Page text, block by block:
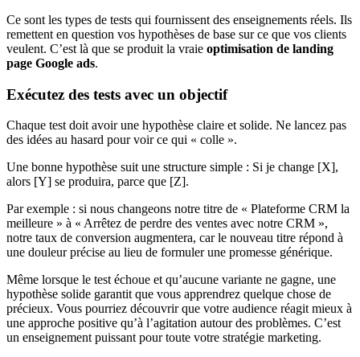
Ce sont les types de tests qui fournissent des enseignements réels. Ils
remettent en question vos hypothèses de base sur ce que vos clients
veulent. C’est là que se produit la vraie optimisation de landing
page Google ads.
Exécutez des tests avec un objectif
Chaque test doit avoir une hypothèse claire et solide. Ne lancez pas
des idées au hasard pour voir ce qui « colle ».
Une bonne hypothèse suit une structure simple : Si je change [X],
alors [Y] se produira, parce que [Z].
Par exemple : si nous changeons notre titre de « Plateforme CRM la
meilleure » à « Arrêtez de perdre des ventes avec notre CRM »,
notre taux de conversion augmentera, car le nouveau titre répond à
une douleur précise au lieu de formuler une promesse générique.
Même lorsque le test échoue et qu’aucune variante ne gagne, une
hypothèse solide garantit que vous apprendrez quelque chose de
précieux. Vous pourriez découvrir que votre audience réagit mieux à
une approche positive qu’à l’agitation autour des problèmes. C’est
un enseignement puissant pour toute votre stratégie marketing.